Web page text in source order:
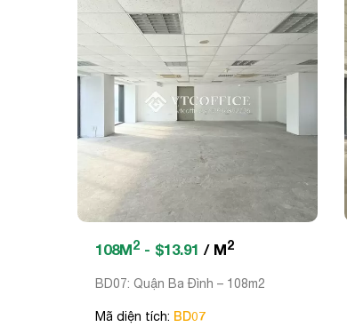
108M2 - $13.91 / M2
BD07: Quận Ba Đình – 108m2
Mã diện tích: BD07